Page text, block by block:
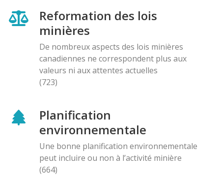
Reformation des lois
minières
De nombreux aspects des lois minières
canadiennes ne correspondent plus aux
valeurs ni aux attentes actuelles
(723)
Planification
environnementale
Une bonne planification environnementale
peut incluire ou non à l’activité minière
(664)